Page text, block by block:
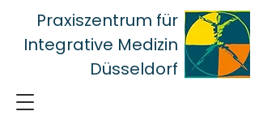
Praxiszentrum für
Integrative Medizin
Düsseldorf